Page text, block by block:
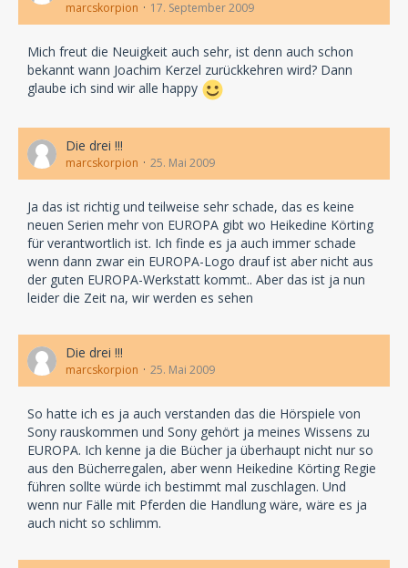
marcskorpion 17. September 2009
Mich freut die Neuigkeit auch sehr, ist denn auch schon
bekannt wann Joachim Kerzel zurückkehren wird? Dann
glaube ich sind wir alle happy
Die drei !!!
marcskorpion 25. Mai 2009
Ja das ist richtig und teilweise sehr schade, das es keine
neuen Serien mehr von EUROPA gibt wo Heikedine Körting
für verantwortlich ist. Ich finde es ja auch immer schade
wenn dann zwar ein EUROPA-Logo drauf ist aber nicht aus
der guten EUROPA-Werkstatt kommt.. Aber das ist ja nun
leider die Zeit na, wir werden es sehen
Die drei !!!
marcskorpion 25. Mai 2009
So hatte ich es ja auch verstanden das die Hörspiele von
Sony rauskommen und Sony gehört ja meines Wissens zu
EUROPA. Ich kenne ja die Bücher ja überhaupt nicht nur so
aus den Bücherregalen, aber wenn Heikedine Körting Regie
führen sollte würde ich bestimmt mal zuschlagen. Und
wenn nur Fälle mit Pferden die Handlung wäre, wäre es ja
auch nicht so schlimm.